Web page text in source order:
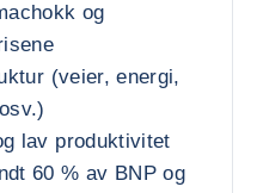
og
(veier, energi,
lav produktivitet
60 % av BNP og